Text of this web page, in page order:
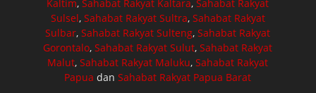
Kaltim,Sahabat Rakyat Kaltara,Sahabat Rakyat
Sulsel, Sahabat Rakyat Sultra, Sahabat Rakyat
Sulbar,Sahabat Rakyat Sulteng,Sahabat Rakyat
Gorontalo,Sahabat Rakyat Sulut,Sahabat Rakyat
Malut,Sahabat Rakyat Maluku,Sahabat Rakyat
Papua danSahabat Rakyat Papua Barat